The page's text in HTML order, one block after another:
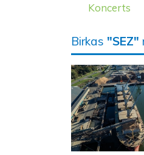
Koncerts
Birkas "SEZ"